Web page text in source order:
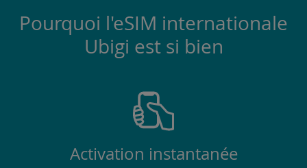
Pourquoi l'eSIM internationale
Ubigi est si bien
Activation instantanée